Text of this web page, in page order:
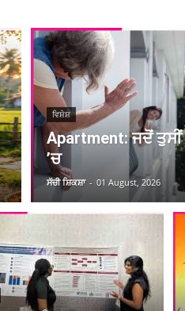
ਵਿਸ਼ੇਸ਼
Apartment: ਜਦੋਂ
’ਚ
ਸੱਚੀ ਸ਼ਿਕਸ਼ਾ - 01 August, 2026